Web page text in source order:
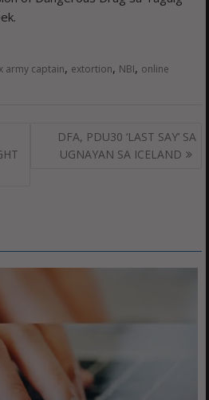
army captain, extortion, NBI, online
DFA, PDU30 ‘LAST SAY’ SA
UGNAYAN SA ICELAND